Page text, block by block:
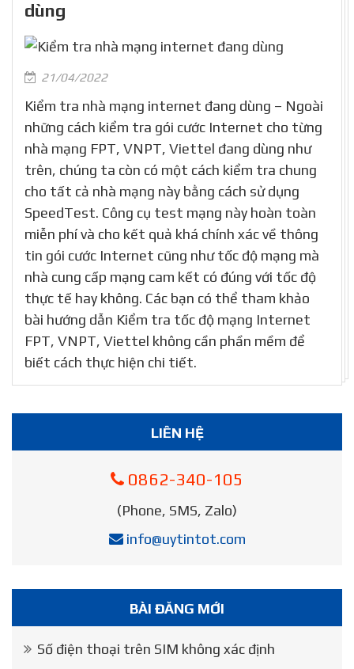
dùng
21/04/2022
Kiểm tra nhà mạng internet đang dùng – Ngoài
những cách kiểm tra gói cước Internet cho từng
nhà mạng FPT, VNPT, Viettel đang dùng như
trên, chúng ta còn có một cách kiểm tra chung
cho tất cả nhà mạng này bằng cách sử dụng
SpeedTest. Công cụ test mạng này hoàn toàn
miễn phí và cho kết quả khá chính xác về thông
tin gói cước Internet cũng như tốc độ mạng mà
nhà cung cấp mạng cam kết có đúng với tốc độ
thực tế hay không. Các bạn có thể tham khảo
bài hướng dẫn Kiểm tra tốc độ mạng Internet
FPT, VNPT, Viettel không cần phần mềm để
biết cách thực hiện chi tiết.
LIÊN HỆ
0862-340-105
(Phone, SMS, Zalo)
info@uytintot.com
BÀI ĐĂNG MỚI
Số điện thoại trên SIM không xác định